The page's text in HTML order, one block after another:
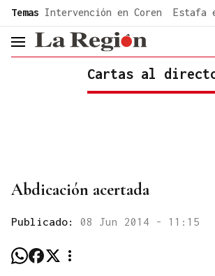
common.go-to-content
Temas Intervención en Coren Estafa
header.menu.open
Cartas al
Abdicación acertada
Publicado: 08 Jun 2014 - 11:15